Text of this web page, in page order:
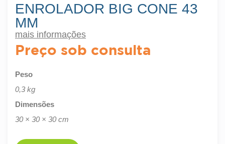
ENROLADOR BIG CONE 43
MM
mais informações
Preço sob consulta
Peso
0,3 kg
Dimensões
30 × 30 × 30 cm